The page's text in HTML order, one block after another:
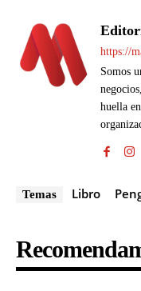
https://
Somos
huella
Temas Libro